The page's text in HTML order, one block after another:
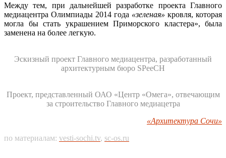
Между тем, при дальнейшей разработке проекта Главного
медиацентра Олимпиады 2014 года «зеленая» кровля, которая
могла бы стать украшением Приморского кластера», была
заменена на более легкую.
Эскизный проект Главного медиацентра, разработанный
архитектурным бюро SPeeCH
Проект, представленный ОАО «Центр «Омега», отвечающим
за строительство Главного медиацетра
«Архитектура Сочи»
по материалам: vesti-sochi.tv, sc-os.ru